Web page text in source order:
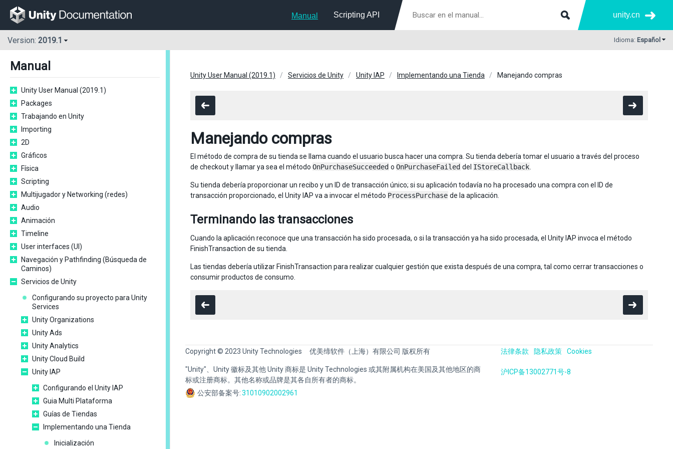
Manual Scripting API unity.cn
Version: 2019.1 Idioma: Español
Manual
Unity User Manual (2019.1)
Packages
Trabajando en Unity
Importing
2D
Gráficos
Física
Scripting
Multijugador y Networking (redes)
Audio
Animación
Timeline
User interfaces (UI)
Navegación y Pathfinding (Búsqueda de
Caminos)
Servicios de Unity
Configurando su proyecto para Unity
Services
Unity Organizations
Unity Ads
Unity Analytics
Unity Cloud Build
Unity IAP
Configurando el Unity IAP
Guia Multi Plataforma
Guías de Tiendas
Implementando una Tienda
Inicialización
Unity User Manual (2019.1) Servicios de Unity Unity IAP Implementando una Tienda Manejando compras
Manejando compras
El método de compra de su tienda se llama cuando el usuario busca hacer una compra. Su tienda debería tomar el usuario a través del proceso
de checkout y llamar ya sea el método OnPurchaseSucceeded o OnPurchaseFailed del IStoreCallback
Su tienda debería proporcionar un recibo y un ID de transacción único; si su aplicación todavía no ha procesado una compra con el ID de
transacción proporcionado, el Unity IAP va a invocar el método ProcessPurchase de la aplicación.
Terminando las transacciones
Cuando la aplicación reconoce que una transacción ha sido procesada, o si la transacción ya ha sido procesada, el Unity IAP invoca el método
FinishTransaction de su tienda.
Las tiendas debería utilizar FinishTransaction para realizar cualquier gestión que exista después de una compra, tal como cerrar transacciones o
consumir productos de consumo.
Copyright © 2023 Unity Technologies 优美缔软件（上海）有限公司 版权所有
"Unity"、Unity 徽标及其他 Unity 商标是 Unity Technologies 或其附属机构在美国及其他地区的商
标或注册商标。其他名称或品牌是其各自所有者的商标。
公安部备案号:31010902002961
法律条款 隐私政策 Cookies
沪ICP备13002771号-8